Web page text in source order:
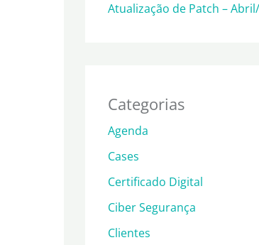
Atualização de Patch –
Categorias
Agenda
Cases
Certificado Digital
Ciber Segurança
Clientes